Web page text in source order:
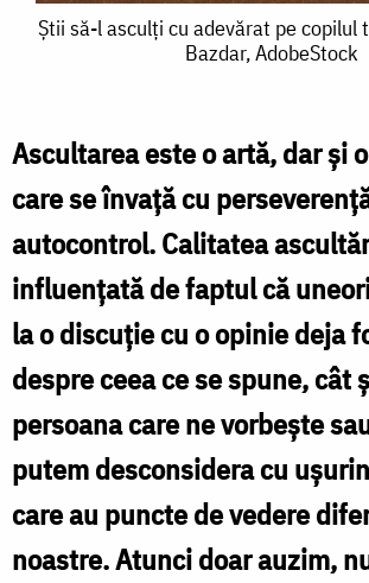
Știi
asculți
cu
adevărat
pe
copilul
/
Foto:
Ines
Bazdar,
AdobeStock
Știi să-l asculți cu adevărat pe copilul
Bazdar, AdobeStock
Ascultarea este o artă, dar şi
care se învaţă cu
autocontrol. Calitatea
influenţată de faptul că
la o discuţie cu o opinie deja
despre ceea ce se spune, cât
persoana care ne vorbeşte
putem desconsidera cu
care au puncte de vedere
noastre. Atunci doar auzim,